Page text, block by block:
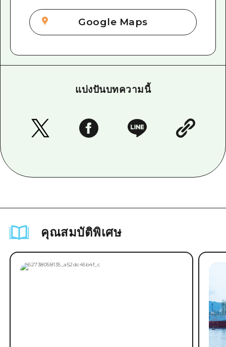
Google Maps
แบ่งปันบทความนี้
คุณสมบัติพิเศษ